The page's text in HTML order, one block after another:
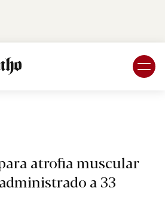
atrofia muscular
a 33